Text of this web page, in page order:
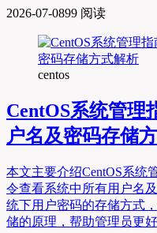
2026-07-0899 阅读
centos
CentOS系统管理
户名及密码存储
本文主要介绍CentOS系统
令查看系统中所有用户名
统下用户密码的存储方式
储的原理，帮助管理员更